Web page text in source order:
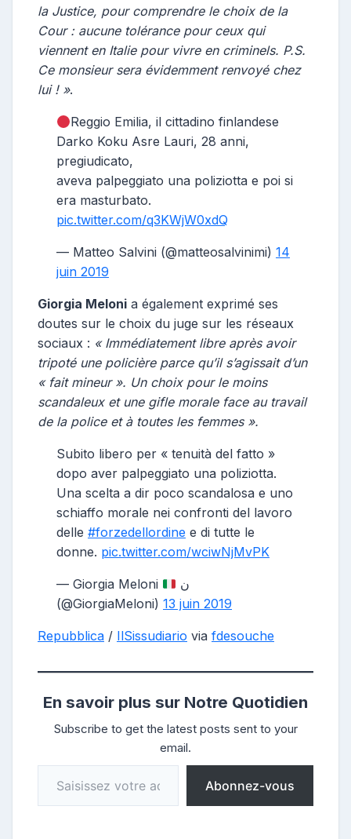
la Justice, pour comprendre le choix de la
Cour : aucune tolérance pour ceux qui
viennent en Italie pour vivre en criminels. P.S.
Ce monsieur sera évidemment renvoyé chez
lui ! ».
Reggio Emilia, il cittadino finlandese
Darko Koku Asre Lauri, 28 anni,
pregiudicato,
aveva palpeggiato una poliziotta e poi si
era masturbato.
pic.twitter.com/q3KWjW0xdQ
— Matteo Salvini (@matteosalvinimi) 14
juin 2019
Giorgia Meloni a également exprimé ses
doutes sur le choix du juge sur les réseaux
sociaux : « Immédiatement libre après avoir
tripoté une policière parce qu’il s’agissait d’un
« fait mineur ». Un choix pour le moins
scandaleux et une gifle morale face au travail
de la police et à toutes les femmes ».
Subito libero per « tenuità del fatto »
dopo aver palpeggiato una poliziotta.
Una scelta a dir poco scandalosa e uno
schiaffo morale nei confronti del lavoro
delle #forzedellordine e di tutte le
donne. pic.twitter.com/wciwNjMvPK
— Giorgia Meloni
(@GiorgiaMeloni) 13 juin 2019
Repubblica / IlSissudiario via fdesouche
En savoir plus sur Notre Quotidien
Subscribe to get the latest posts sent to your
email.
Saisissez votre adresse e-mail…
Abonnez-vous